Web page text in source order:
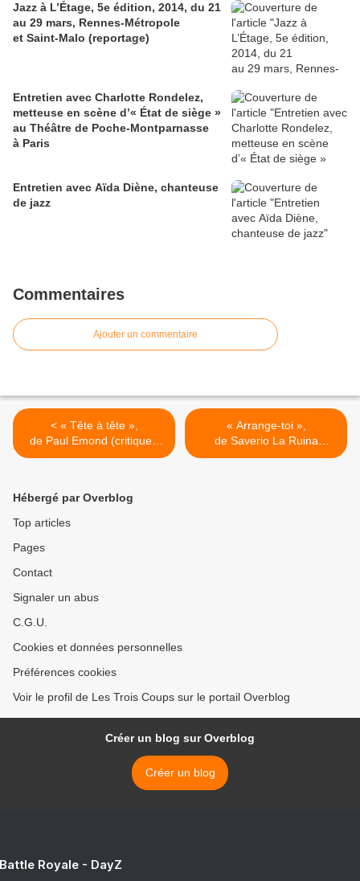
Jazz à L’Étage, 5e édition, 2014, du 21
au 29 mars, Rennes-Métropole
et Saint-Malo (reportage)
Entretien avec Charlotte Rondelez,
metteuse en scène d’« État de siège »
au Théâtre de Poche-Montparnasse
à Paris
Entretien avec Aïda Diène, chanteuse
de jazz
Commentaires
Ajouter un commentaire
< « Tête à tête »,
de Paul Emond (critique),
Théâtre de l’Uchronie
« Arrange-toi »,
de Saverio La Ruina
(critique), T.N.P.
Hébergé par Overblog
Top articles
Pages
Contact
Signaler un abus
C.G.U.
Cookies et données personnelles
Préférences cookies
Voir le profil de Les Trois Coups sur le portail Overblog
Créer un blog sur Overblog
Créer un blog
Royale - DayZ